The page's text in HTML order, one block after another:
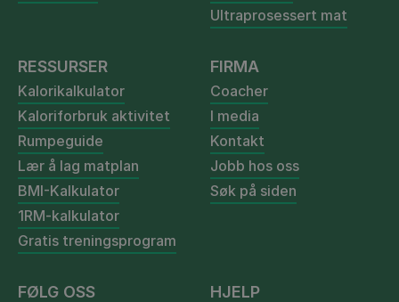
Ultraprosessert mat
RESSURSER
Kalorikalkulator
Kaloriforbruk aktivitet
Rumpeguide
Lær å lag matplan
BMI-Kalkulator
1RM-kalkulator
Gratis treningsprogram
FIRMA
Coacher
I media
Kontakt
Jobb hos oss
Søk på siden
FØLG OSS HJELP